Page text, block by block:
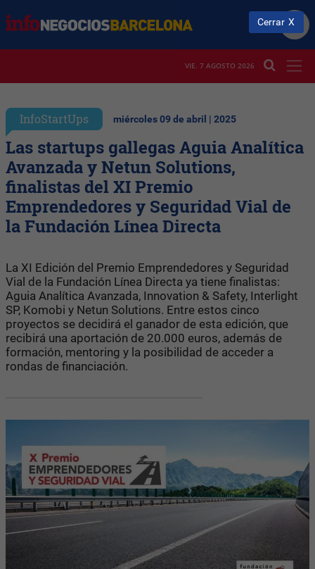
VIE. 7 AGOSTO 2026
InfoStartUps miércoles 09 de abril | 2025
Las startups gallegas Aguia Analítica
Avanzada y Netun Solutions,
finalistas del XI Premio
Emprendedores y Seguridad Vial de
la Fundación Línea Directa
La XI Edición del Premio Emprendedores y Seguridad
Vial de la Fundación Línea Directa ya tiene finalistas:
Aguia Analítica Avanzada, Innovation & Safety, Interlight
SP, Komobi y Netun Solutions. Entre estos cinco
proyectos se decidirá el ganador de esta edición, que
recibirá una aportación de 20.000 euros, además de
formación, mentoring y la posibilidad de acceder a
rondas de financiación.
Cerrar